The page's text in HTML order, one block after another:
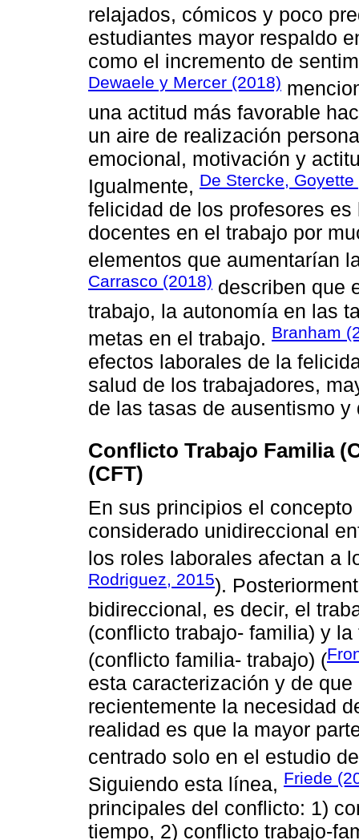
relajados, cómicos y poco
estudiantes mayor respaldo
como el incremento de
Dewaele y Mercer (2018)
una actitud más favorable
un aire de realización
emocional, motivación y
Igualmente, De Stercke,
felicidad de los profesores
docentes en el trabajo por
elementos que aumentarían
Carrasco (2018) describen que
trabajo, la autonomía en las
metas en el trabajo. Branham
efectos laborales de la
salud de los trabajadores,
de las tasas de ausentismo
Conflicto Trabajo Familia
(CFT)
En sus principios el
considerado unidireccional
los roles laborales afectan a
Rodriguez, 2015).
bidireccional, es decir, el
(conflicto trabajo- familia) y
(conflicto familia- trabajo) (
esta caracterización y de
recientemente la necesidad
realidad es que la mayor
centrado solo en el estudio
Siguiendo esta línea, Friede
principales del conflicto: 1)
tiempo, 2) conflicto trabajo-